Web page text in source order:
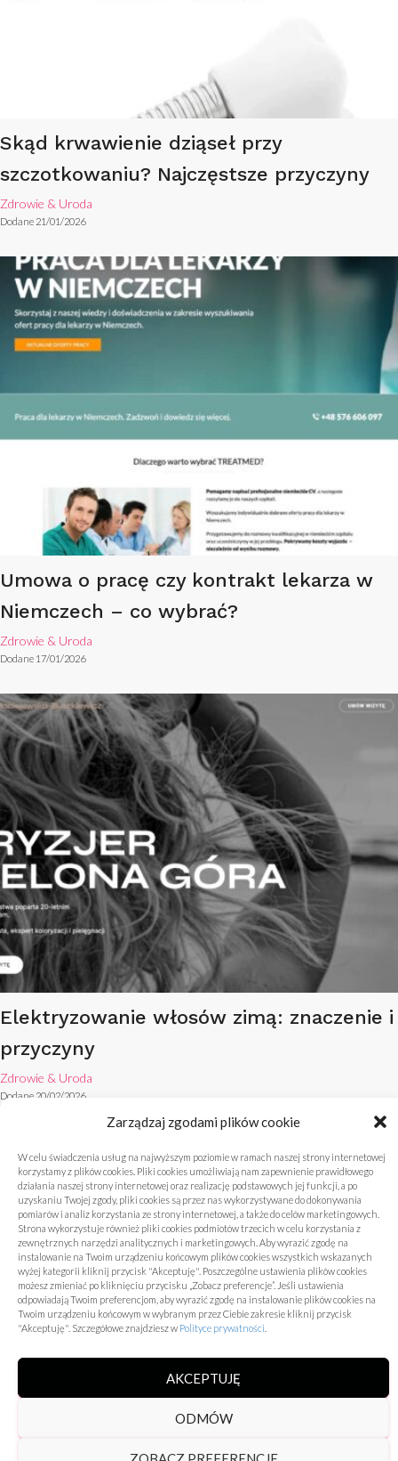
Zarządzaj zgodami plików cookie
W celu świadczenia usług na najwyższym poziomie w ramach naszej strony internetowej
korzystamy z plików cookies. Pliki cookies umożliwiają nam zapewnienie prawidłowego
działania naszej strony internetowej oraz realizację podstawowych jej funkcji, a po
uzyskaniu Twojej zgody, pliki cookies są przez nas wykorzystywane do dokonywania
pomiarów i analiz korzystania ze strony internetowej, a także do celów marketingowych.
Strona wykorzystuje również pliki cookies podmiotów trzecich w celu korzystania z
zewnętrznych narzędzi analitycznych i marketingowych. Aby wyrazić zgodę na
instalowanie na Twoim urządzeniu końcowym plików cookies wszystkich wskazanych
wyżej kategorii kliknij przycisk "Akceptuję". Poszczególne ustawienia plików cookies
możesz zmieniać po kliknięciu przycisku „Zobacz preferencje”. Jeśli ustawienia
odpowiadają Twoim preferencjom, aby wyrazić zgodę na instalowanie plików cookies na
Twoim urządzeniu końcowym w wybranym przez Ciebie zakresie kliknij przycisk
"Akceptuję". Szczegółowe znajdziesz w Polityce prywatności
AKCEPTUJĘ
ODMÓW
Skąd krwawienie dziąseł przy
szczotkowaniu? Najczęstsze przyczyny
Zdrowie & Uroda
Dodane 21/01/2026
Umowa o pracę czy kontrakt lekarza w
Niemczech – co wybrać?
Zdrowie & Uroda
Dodane 17/01/2026
Elektryzowanie włosów zimą: znaczenie i
przyczyny
Zdrowie & Uroda
Dodane 20/02/2026
POLITYKA PRYWATNOŚCI POLITYKA PLIKÓW COOKIES (EU)
Hestia | Stworzone przezThemeIsle